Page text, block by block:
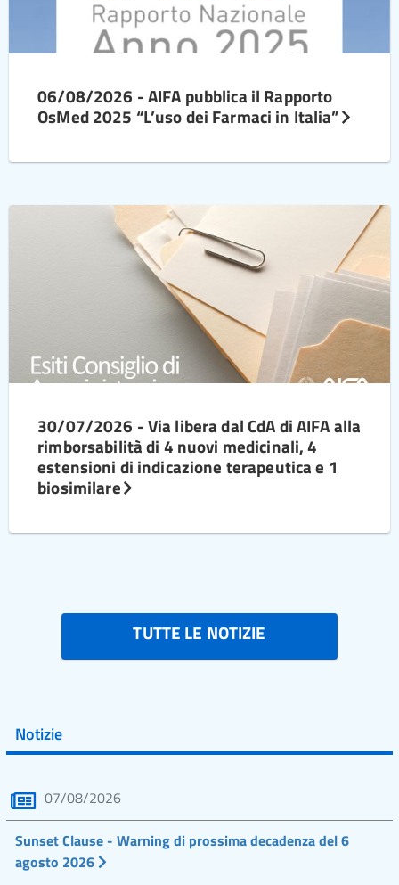
06/08/2026 - AIFA pubblica il Rapporto
OsMed 2025 “L’uso dei Farmaci in Italia”
30/07/2026 - Via libera dal CdA di AIFA alla
rimborsabilità di 4 nuovi medicinali, 4
estensioni di indicazione terapeutica e 1
biosimilare
TUTTE LE NOTIZIE
Notizie
07/08/2026
Sunset Clause - Warning di prossima decadenza del 6
agosto 2026